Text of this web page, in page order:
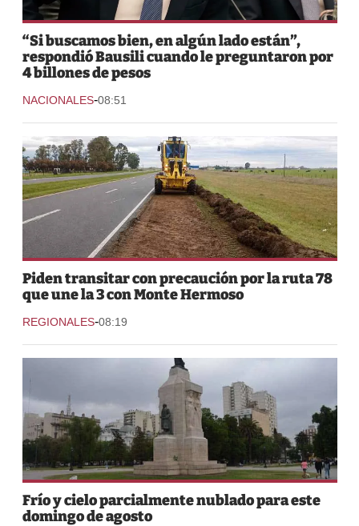
“Si buscamos bien, en algún lado están”,
respondió Bausili cuando le preguntaron por
4 billones de pesos
NACIONALES-08:51
Piden transitar con precaución por la ruta 78
que une la 3 con Monte Hermoso
REGIONALES-08:19
Frío y cielo parcialmente nublado para este
domingo de agosto